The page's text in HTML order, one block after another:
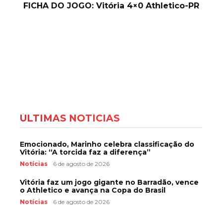
FICHA DO JOGO: Vitória 4×0 Athletico-PR
ÚLTIMAS NOTÍCIAS
Emocionado, Marinho celebra classificação do
Vitória: “A torcida faz a diferença”
Notícias 6 de agosto de 2026
Vitória faz um jogo gigante no Barradão, vence
o Athletico e avança na Copa do Brasil
Notícias 6 de agosto de 2026